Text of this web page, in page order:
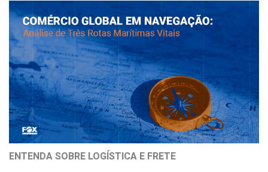
ENTENDA SOBRE LOGÍSTICA E FRETE